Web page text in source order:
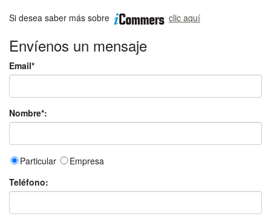
Si desea saber más sobre
clic aquí
Envíenos un mensaje
Email*
Nombre*:
Particular
Empresa
Teléfono: